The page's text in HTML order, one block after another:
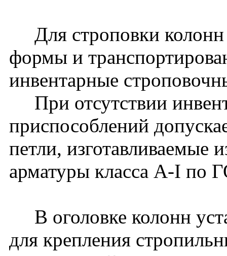
Для строповки колонн
формы и
инвентарные
При отсутствии
приспособлений
петли, изготавливаемые
арматуры класса A-I по
В оголовке колонн
для крепления